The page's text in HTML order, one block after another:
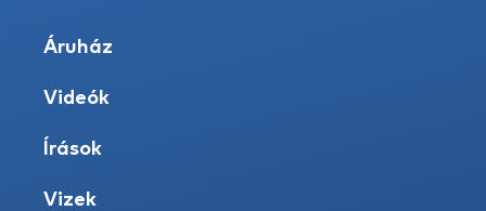
Áruház
Videók
Írások
Vizek